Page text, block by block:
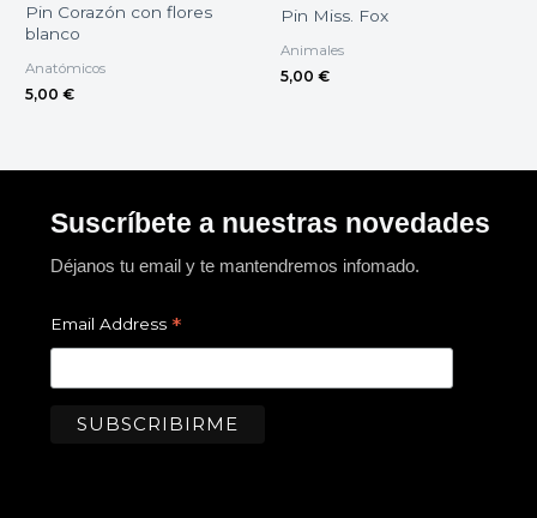
Pin Corazón con flores
blanco
Anatómicos
5,00 €
Pin Miss. Fox
Animales
5,00 €
Suscríbete a nuestras novedades
Déjanos tu email y te mantendremos infomado.
Email Address *